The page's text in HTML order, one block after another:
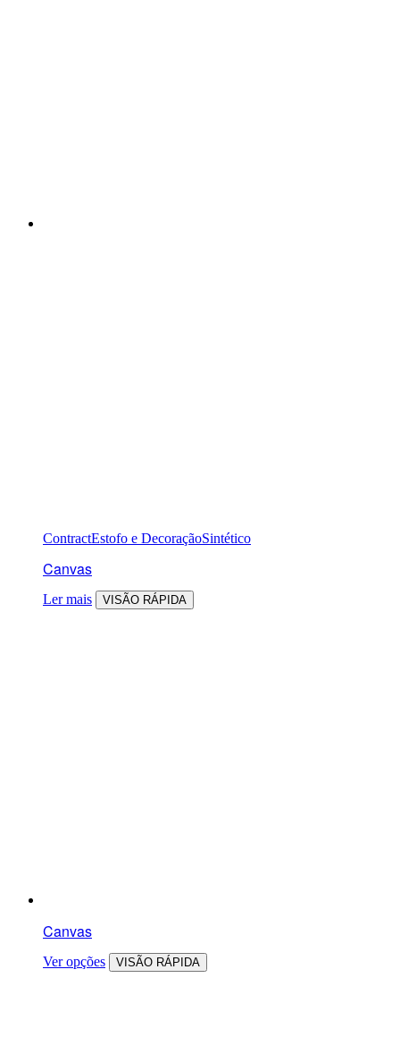
ContractEstofo e DecoraçãoSintético
Canvas
Ler mais VISÃO RÁPIDA
Canvas
Ver opções VISÃO RÁPIDA